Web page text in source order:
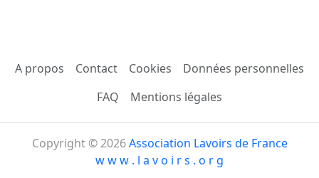
A propos Contact Cookies
Données personnelles
FAQ
Mentions légales
Copyright © 2026Association Lavoirs de France
w w w . l a v o i r s . o r g